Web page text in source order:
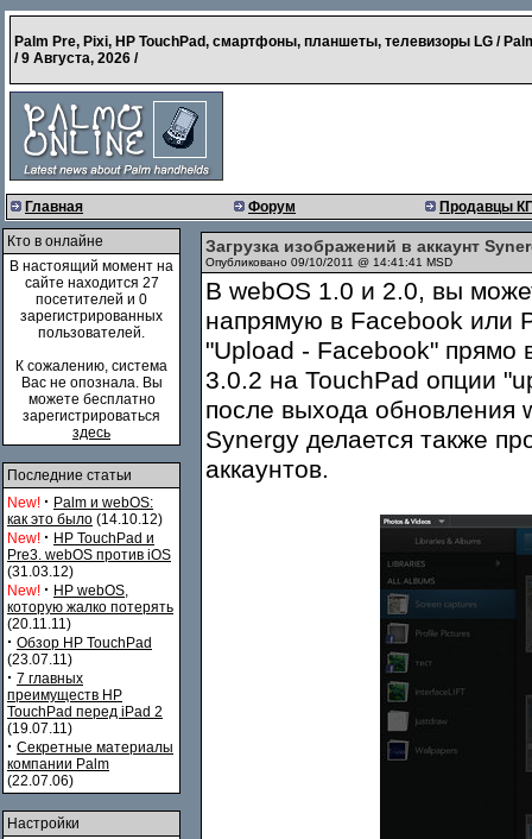
Palm Pre, Pixi, HP TouchPad, смартфоны, планшеты, телевизоры LG /
/9 Августа, 2026 /
Главная Форум Продавцы
Кто в онлайне
В настоящий момент на
сайте находится 27
посетителей и 0
зарегистрированных
пользователей.
К сожалению, система
Вас не опознала. Вы
можете бесплатно
зарегистрироваться
здесь
Последние статьи
New! · Palm и webOS:
как это было (14.10.12)
New! · HP TouchPad и
Pre3. webOS против iOS
(31.03.12)
New! · HP webOS,
которую жалко потерять
(20.11.11)
· Обзор HP TouchPad
(23.07.11)
· 7 главных
преимуществ HP
TouchPad перед iPad 2
(19.07.11)
· Секретные материалы
компании Palm
(22.07.06)
Настройки
Загрузка изображений в аккаунт
Опубликовано 09/10/2011 @ 14:41:41 MSD
В webOS 1.0 и 2.0, вы
напрямую в Facebook или
"Upload - Facebook" прямо
3.0.2 на TouchPad опции
после выхода обновления
Synergy делается также
аккаунтов.